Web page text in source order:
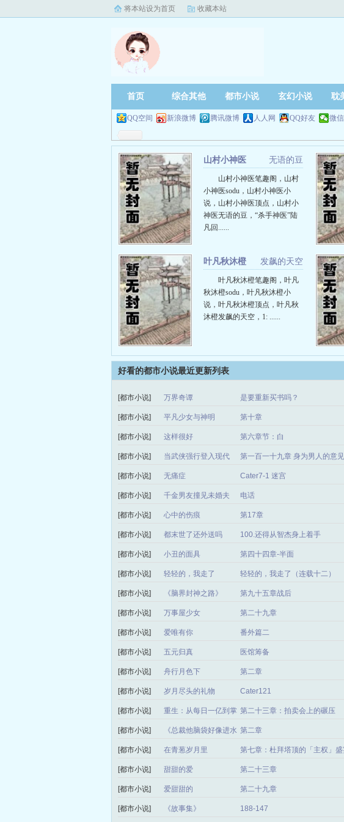
将本站设为首页 收藏本站
首页 综合其他 都市小说 玄幻小说 耽
QQ空间 新浪微博 腾讯微博 人人网 QQ好友 微信
无语的豆
山村小神医
山村小神医笔趣阁，山村
小神医sodu，山村小神医小
说，山村小神医顶点，山村小
神医无语的豆，“杀手神医”陆
凡回......
发飙的天空
叶凡秋沐橙
叶凡秋沐橙笔趣阁，叶凡
秋沐橙sodu，叶凡秋沐橙小
说，叶凡秋沐橙顶点，叶凡秋
沐橙发飙的天空，1: ......
好看的都市小说最近更新列表
[都市小说] 万界奇谭 是要重新买书吗？
[都市小说] 平凡少女与神明 第十章
[都市小说] 这样很好 第六章节：白
[都市小说] 当武侠强行登入现代 第一百一十九章 身为男人的意见
[都市小说] 无痛症 Cater7-1 迷宫
[都市小说] 千金男友撞见未婚夫 电话
[都市小说] 心中的伤痕 第17章
[都市小说] 都末世了还外送吗 100.还得从智杰身上着手
[都市小说] 小丑的面具 第四十四章-半面
[都市小说] 轻轻的，我走了 轻轻的，我走了（连载十二）
[都市小说] 《脑界封神之路》 第九十五章战后
[都市小说] 万事屋少女 第二十九章
[都市小说] 爱唯有你 番外篇二
[都市小说] 五元归真 医馆筹备
[都市小说] 舟行月色下 第二章
[都市小说] 岁月尽头的礼物 Cater121
[都市小说]
重生：从每日一亿到掌
控世界
第二十三章：拍卖会上的碾压
[都市小说]
《总裁他脑袋好像进水
了》
第二章
[都市小说] 在青葱岁月里 第七章：杜拜塔顶的「主权」
[都市小说] 甜甜的爱 第二十三章
[都市小说] 爱甜甜的 第二十九章
[都市小说] 《故事集》 188-147